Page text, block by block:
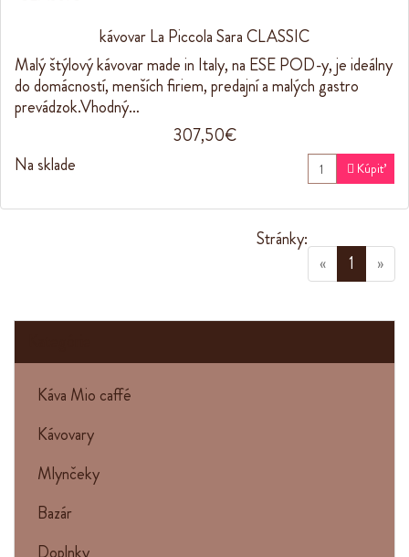
kávovar La Piccola Sara CLASSIC
Malý štýlový kávovar made in Italy, na ESE POD-y, je ideálny
do domácností, menších firiem, predajní a malých gastro
prevádzok.Vhodný…
307,50€
Na sklade
 Kúpiť
« 1 »
Stránky:
Káva Mio caffé
Kávovary
Mlynčeky
Bazár